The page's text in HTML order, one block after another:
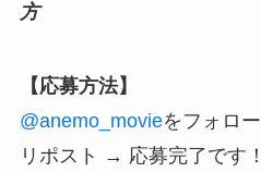
方
【応募方法】
@anemo_movieをフォロー
リポスト → 応募完了です！